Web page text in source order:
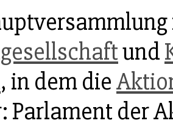
und
, in dem die
Parlament der